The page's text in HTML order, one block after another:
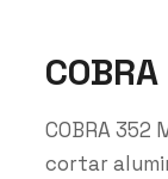
COBRA 352
cortar